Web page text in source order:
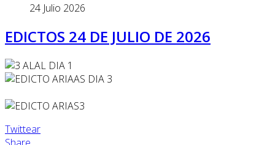
24 Julio 2026
EDICTOS 24 DE JULIO DE 2026
Twittear